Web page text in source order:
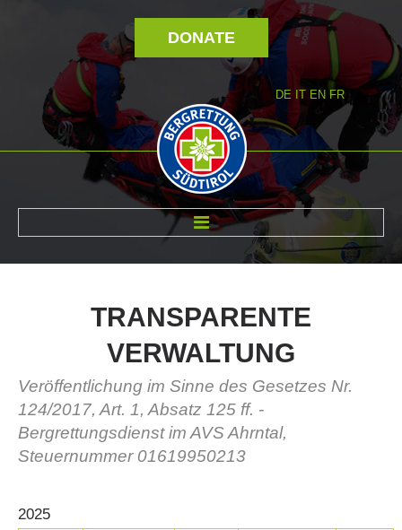
DONATE
DE IT EN FR
TRANSPARENTE
VERWALTUNG
Veröffentlichung im Sinne des Gesetzes Nr.
124/2017, Art. 1, Absatz 125 ff. -
Bergrettungsdienst im AVS Ahrntal,
Steuernummer 01619950213
2025